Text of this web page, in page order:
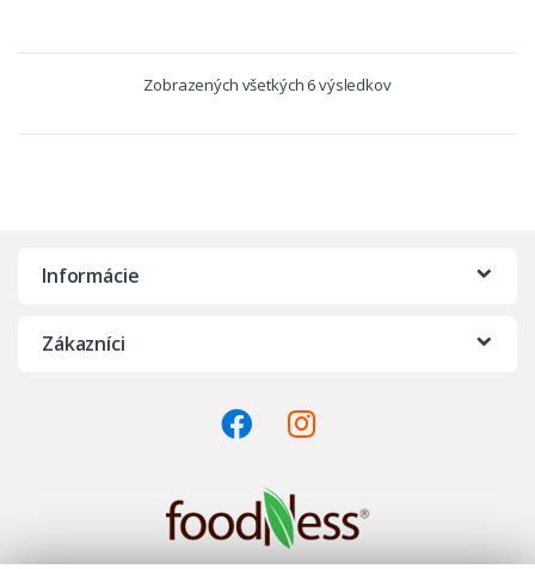
Zobrazených všetkých 6 výsledkov
Informácie
Zákazníci